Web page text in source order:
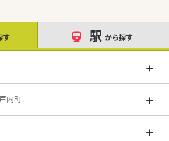
す 駅 から探す
内町